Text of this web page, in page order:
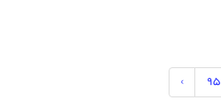
95
›